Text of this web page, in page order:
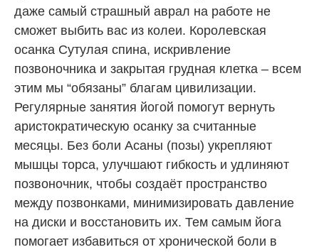
даже самый страшный аврал на работе не
сможет выбить вас из колеи. Королевская
осанка Сутулая спина, искривление
позвоночника и закрытая грудная клетка – всем
этим мы “обязаны” благам цивилизации.
Регулярные занятия йогой помогут вернуть
аристократическую осанку за считанные
месяцы. Без боли Асаны (позы) укрепляют
мышцы торса, улучшают гибкость и удлиняют
позвоночник, чтобы создаёт пространство
между позвонками, минимизировать давление
на диски и восстановить их. Тем самым йога
помогает избавиться от хронической боли в